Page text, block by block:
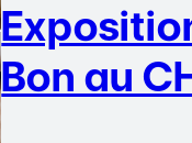
Bon au